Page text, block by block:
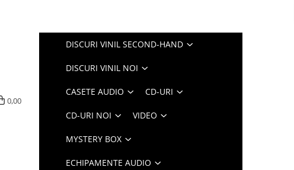
0,00
DISCURI VINIL SECOND-HAND
DISCURI VINIL NOI
CASETE AUDIO CD-URI
CD-URI NOI VIDEO
MYSTERY BOX
ECHIPAMENTE AUDIO